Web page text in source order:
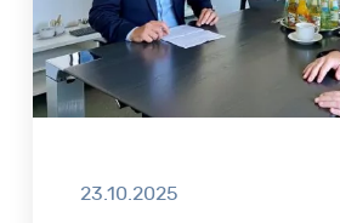
Rocholl:
„Wir
brauchen
eine
Erleichterungskommission“
23.10.2025